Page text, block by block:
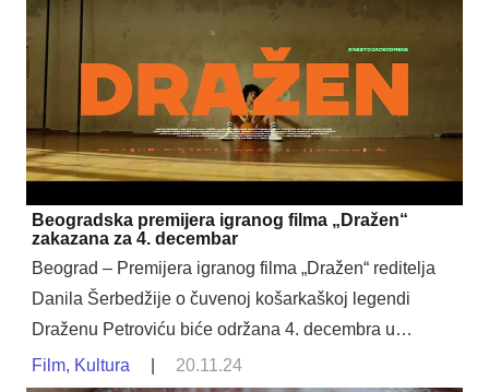
Beogradska premijera igranog filma „Dražen“
zakazana za 4. decembar
Beograd – Premijera igranog filma „Dražen“ reditelja
Danila Šerbedžije o čuvenoj košarkaškoj legendi
Draženu Petroviću biće održana 4. decembra u…
Film, Kultura 20.11.24